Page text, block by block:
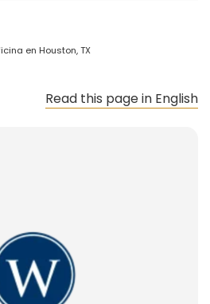
en Houston, TX
Read this page in English